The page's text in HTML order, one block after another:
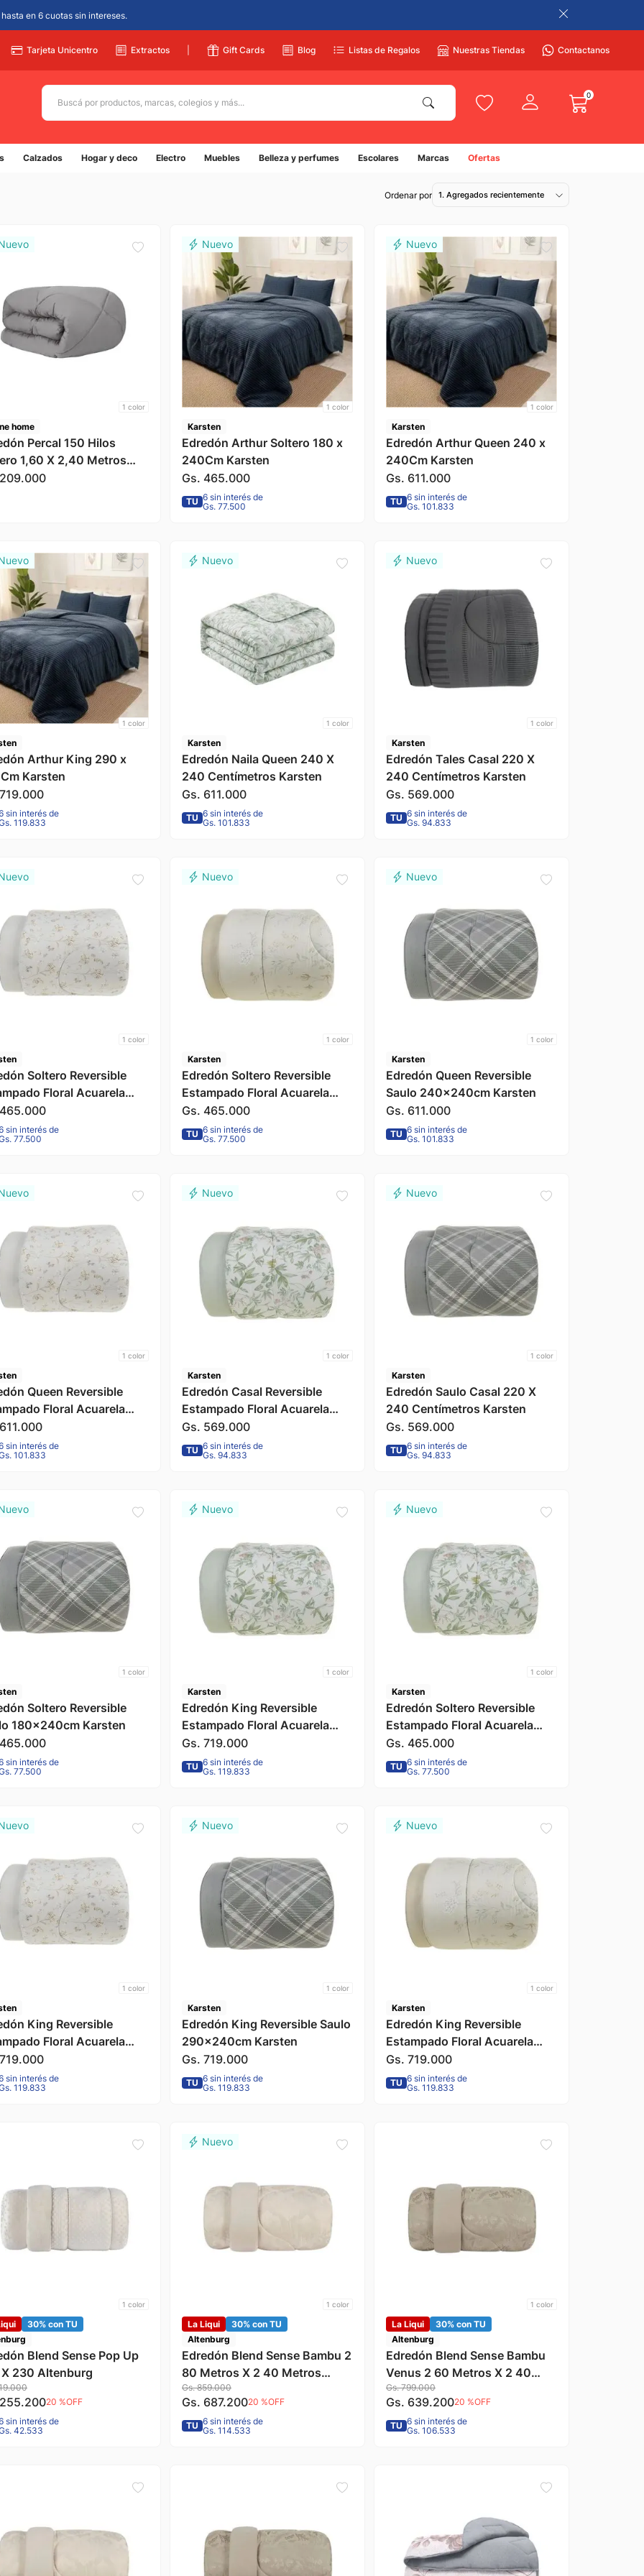
en 6 cuotas sin intereses.
Tarjeta Unicentro Extractos Gift Cards Blog Listas de Regalos Nuestras Tiendas Contactanos
Buscá por productos, marcas, colegios y más...
Términos más buscados
4. caterpillar
0
Calzados Hogar y deco Electro Muebles Belleza y perfumes Escolares Marcas Ofertas
1. Agregados recientemente
1 color
home
Percal 150 Hilos
1,60 X 2,40 Metros
Diversos) Divina
209.000
1 color
Karsten
Edredón Arthur Soltero 180 x
240Cm Karsten
Gs. 465.000
TU 6 sin interés de
Gs. 77.500
1 color
Karsten
Edredón Arthur Queen 240 x
240Cm Karsten
Gs. 611.000
TU 6 sin interés de
Gs. 101.833
1 color
Arthur King 290 x
Karsten
719.000
sin interés de
119.833
1 color
Karsten
Edredón Naila Queen 240 X
240 Centímetros Karsten
Gs. 611.000
TU 6 sin interés de
Gs. 101.833
1 color
Karsten
Edredón Tales Casal 220 X
240 Centímetros Karsten
Gs. 569.000
TU 6 sin interés de
Gs. 94.833
1 color
Soltero Reversible
Floral Acuarela
180x240cm Karsten
465.000
sin interés de
77.500
1 color
Karsten
Edredón Soltero Reversible
Estampado Floral Acuarela
Sophia 180x240cm Karsten
Gs. 465.000
TU 6 sin interés de
Gs. 77.500
1 color
Karsten
Edredón Queen Reversible
Saulo 240x240cm Karsten
Gs. 611.000
TU 6 sin interés de
Gs. 101.833
1 color
Queen Reversible
Floral Acuarela
240x240cm Karsten
611.000
sin interés de
101.833
1 color
Karsten
Edredón Casal Reversible
Estampado Floral Acuarela
Naila 220x240cm Karsten
Gs. 569.000
TU 6 sin interés de
Gs. 94.833
1 color
Karsten
Edredón Saulo Casal 220 X
240 Centímetros Karsten
Gs. 569.000
TU 6 sin interés de
Gs. 94.833
1 color
Soltero Reversible
180x240cm Karsten
465.000
sin interés de
77.500
1 color
Karsten
Edredón King Reversible
Estampado Floral Acuarela
Naila 290x240cm Karsten
Gs. 719.000
TU 6 sin interés de
Gs. 119.833
1 color
Karsten
Edredón Soltero Reversible
Estampado Floral Acuarela
Naila 180x240cm Karsten
Gs. 465.000
TU 6 sin interés de
Gs. 77.500
1 color
King Reversible
Floral Acuarela
290x240cm Karsten
719.000
sin interés de
119.833
1 color
Karsten
Edredón King Reversible Saulo
290x240cm Karsten
Gs. 719.000
TU 6 sin interés de
Gs. 119.833
1 color
Karsten
Edredón King Reversible
Estampado Floral Acuarela
Sophia 290x240cm Karsten
Gs. 719.000
TU 6 sin interés de
Gs. 119.833
1 color
30% con TU
Blend Sense Pop Up
230 Altenburg
.000
255.20020 %OFF
sin interés de
42.533
1 color
La Liqui
30% con TU
Altenburg
Edredón Blend Sense Bambu 2
80 Metros X 2 40 Metros
Altenburg
Gs. 859.000
Gs. 687.20020 %OFF
TU 6 sin interés de
Gs. 114.533
1 color
La Liqui
30% con TU
Altenburg
Edredón Blend Sense Bambu
Venus 2 60 Metros X 2 40
Metros Altenburg
Gs. 799.000
Gs. 639.20020 %OFF
TU 6 sin interés de
Gs. 106.533